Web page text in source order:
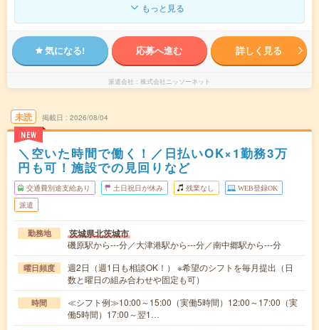
もっと見る
気になる! 応募へ進む 詳しく見る
派遣会社 株式会社ニッソーネット
未読
NEW
掲載日 2026/08/04
＼空いた時間で働く！／日払いOK×1勤務3万
円も可！施設での見回りなど
交通費別途支給あり 土日祝日が休み 残業なし WEB登録OK
派遣
勤務地 茨城県北茨城市
磯原駅から---分／大津港駅から---分／南中郷駅から---分
曜日頻度
週2日（週1日も相談OK！） ※希望のシフトを毎月提出（日
数と曜日の組み合わせや固定も可）
時間
≪シフト例≫10:00～15:00（実働5時間）12:00～17:00（実
働5時間）17:00～翌1…